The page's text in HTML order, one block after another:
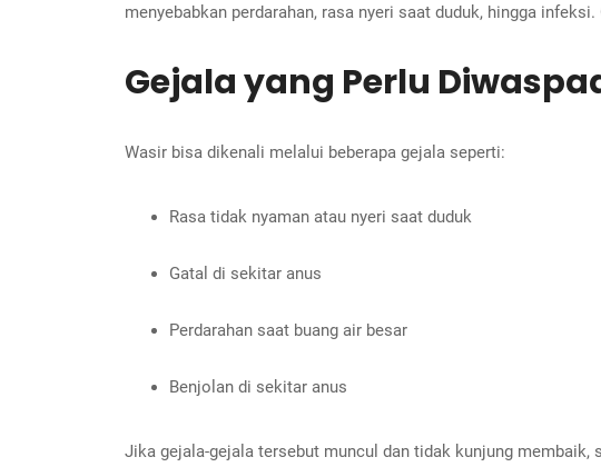
menyebabkan perdarahan, rasa nyeri saat duduk, hingga
Gejala yang Perlu
Wasir bisa dikenali melalui beberapa gejala seperti:
Rasa tidak nyaman atau nyeri saat duduk
Gatal di sekitar anus
Perdarahan saat buang air besar
Benjolan di sekitar anus
Jika gejala-gejala tersebut muncul dan tidak kunjung membaik,